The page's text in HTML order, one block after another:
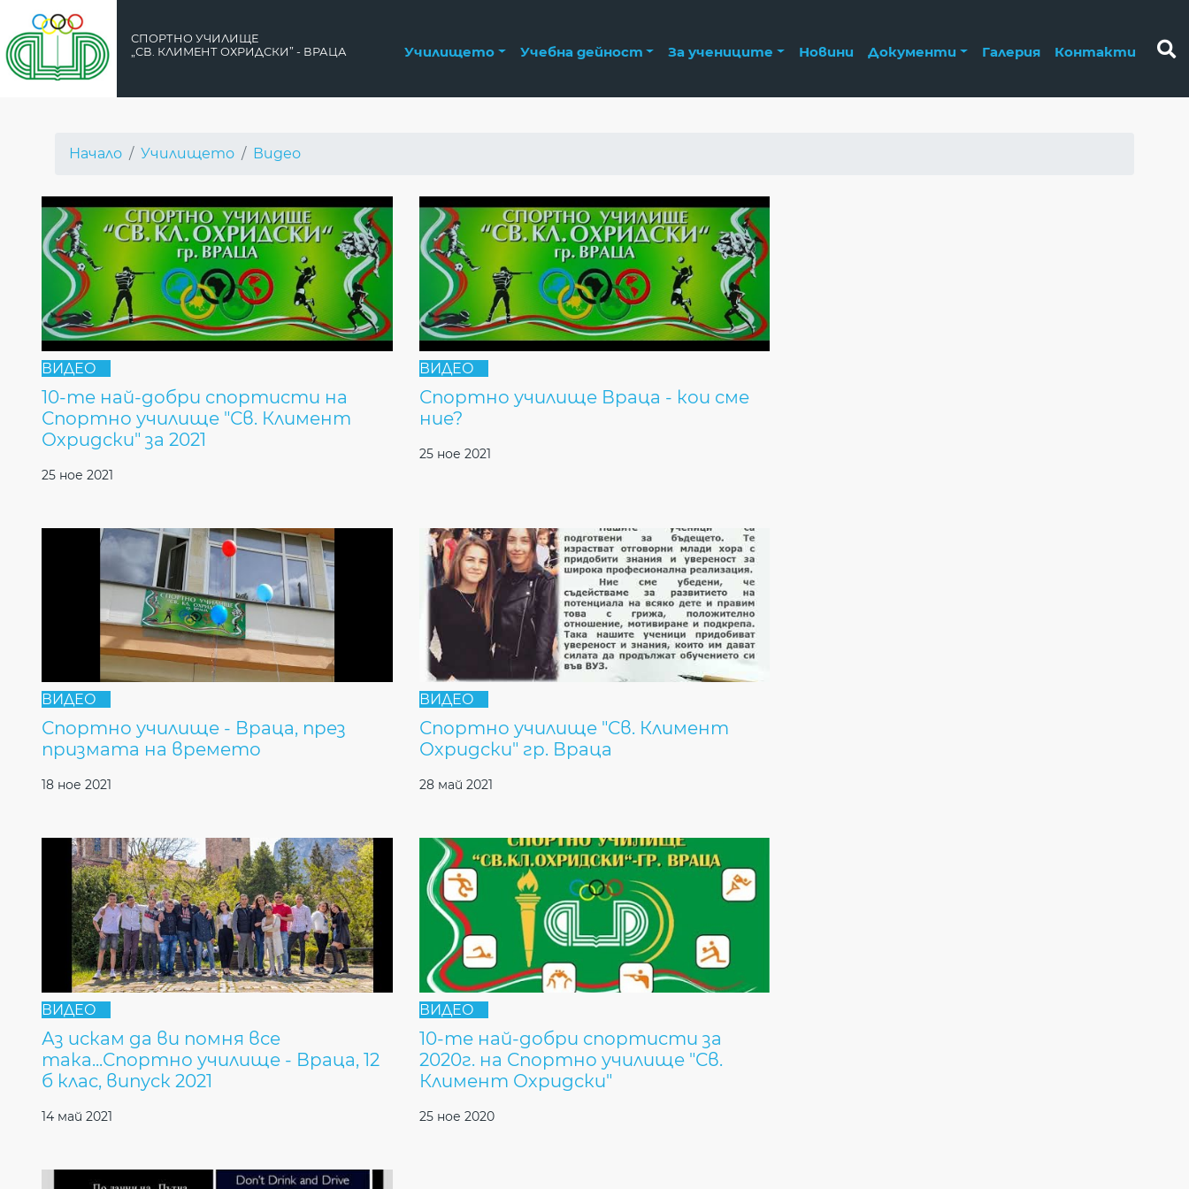
СПОРТНО УЧИЛИЩЕ
„СВ. КЛИМЕНТ ОХРИДСКИ” - ВРАЦА
Училището Учебна дейност За учениците Новини Документи Галерия Контакти
Начало Училището Видео
ВИДЕО
10-те най-добри спортисти на
Спортно училище "Св. Климент
Охридски" за 2021
25 ное 2021
ВИДЕО
Спортно училище Враца - кои сме
ние?
25 ное 2021
ВИДЕО
Спортно училище - Враца, през
призмата на времето
18 ное 2021
ВИДЕО
Спортно училище "Св. Климент
Охридски" гр. Враца
28 май 2021
ВИДЕО
Аз искам да ви помня все
така...Спортно училище - Враца, 12
б клас, випуск 2021
14 май 2021
ВИДЕО
10-те най-добри спортисти за
2020г. на Спортно училище "Св.
Климент Охридски"
25 ное 2020